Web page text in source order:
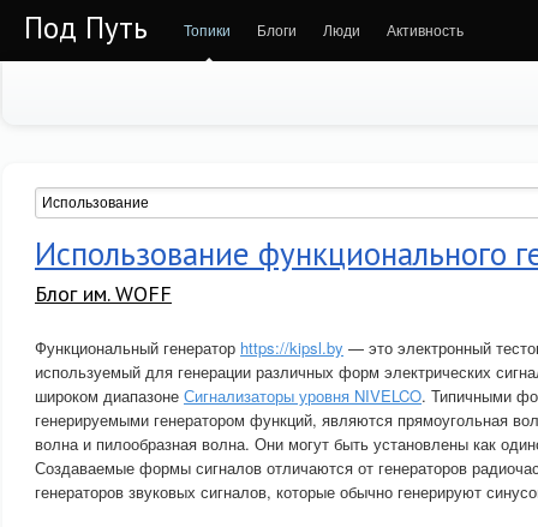
Под Путь Топики Блоги Люди Активность
Использование функционального
Блог им. WOFF
Функциональный генератор https://kipsl.by — это электронный
используемый для генерации различных форм электрических
широком диапазоне Сигнализаторы уровня NIVELCO. Типичными
генерируемыми генератором функций, являются прямоугольная
волна и пилообразная волна. Они могут быть установлены как
Создаваемые формы сигналов отличаются от генераторов
генераторов звуковых сигналов, которые обычно генерируют